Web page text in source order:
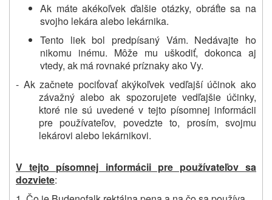
Ak máte akékoľvek ďalšie otázky, obráťte sa na
svojho lekáraalebo lekárnika.
Tento liek bol predpísaný Vám. Nedávajte ho
nikomu inému. Môže mu uškodiť, dokonca aj
vtedy, ak má rovnaké príznaky ako Vy.
- Ak začnete pociťovať akýkoľvek vedľajší účinok ako
závažný alebo ak spozorujete vedľajšie účinky,
ktoré nie sú uvedené v tejto písomnej informácii
pre používateľov, povedzte to, prosím, svojmu
lekárovi alebo lekárnikovi.
V tejto písomnej informácii pre používateľov sa
dozviete: